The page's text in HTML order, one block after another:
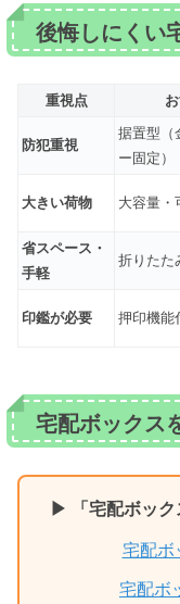
後悔しにくい
重視点
防犯重視
据置型（
ー固定）
大きい荷物 大容量・
省スペース・
手軽
折りたた
印鑑が必要 押印機能
宅配ボックス
▶ 「宅配ボック
宅配ボ
宅配ボ